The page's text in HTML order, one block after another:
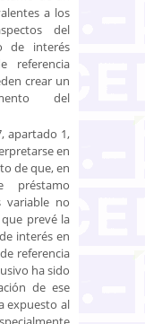
a los
del
de interés
referencia
crear un
del
apartado 1,
en
de que, en
préstamo
variable no
prevé la
interés en
referencia
ha sido
de ese
expuesto al